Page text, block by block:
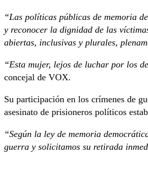
“Las políticas públicas de memoria
y reconocer la dignidad de las
abiertas, inclusivas y plurales,
“Esta mujer, lejos de luchar por los
concejal de VOX.
Su participación en los crímenes de
asesinato de prisioneros políticos
“Según la ley de memoria
guerra y solicitamos su retirada